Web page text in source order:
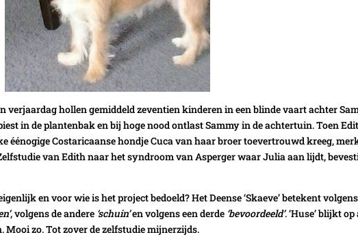
verjaardag hollen gemiddeld zeventien kinderen in een blinde vaart achter
in de plantenbak en bij hoge nood ontlast Sammy in de achtertuin. Toen
éénogige Costaricaanse hondje Cuca van haar broer toevertrouwd kreeg,
van Edith naar het syndroom van Asperger waar Julia aan lijdt,
en voor wie is het project bedoeld? Het Deense ‘Skaeve’ betekent
, volgens de andere ‘schuin’en volgens een derde ‘bevoordeeld’. ‘Huse’ blijkt
Mooi zo. Tot zover de zelfstudie mijnerzijds.